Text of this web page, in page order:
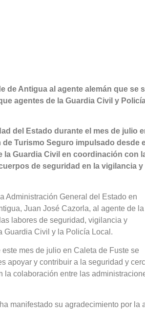
de Antigua al agente alemán que se
agentes de la Guardia Civil y
del Estado durante el mes de julio
Turismo Seguro impulsado desde
la Guardia Civil en coordinación con
de seguridad en la vigilancia y
Administración General del Estado en
Juan José Cazorla, al agente de
labores de seguridad, vigilancia y
Guardia Civil y la Policía Local.
mes de julio en Caleta de Fuste se
apoyar y contribuir a la seguridad y
la colaboración entre las
manifestado su agradecimiento por la